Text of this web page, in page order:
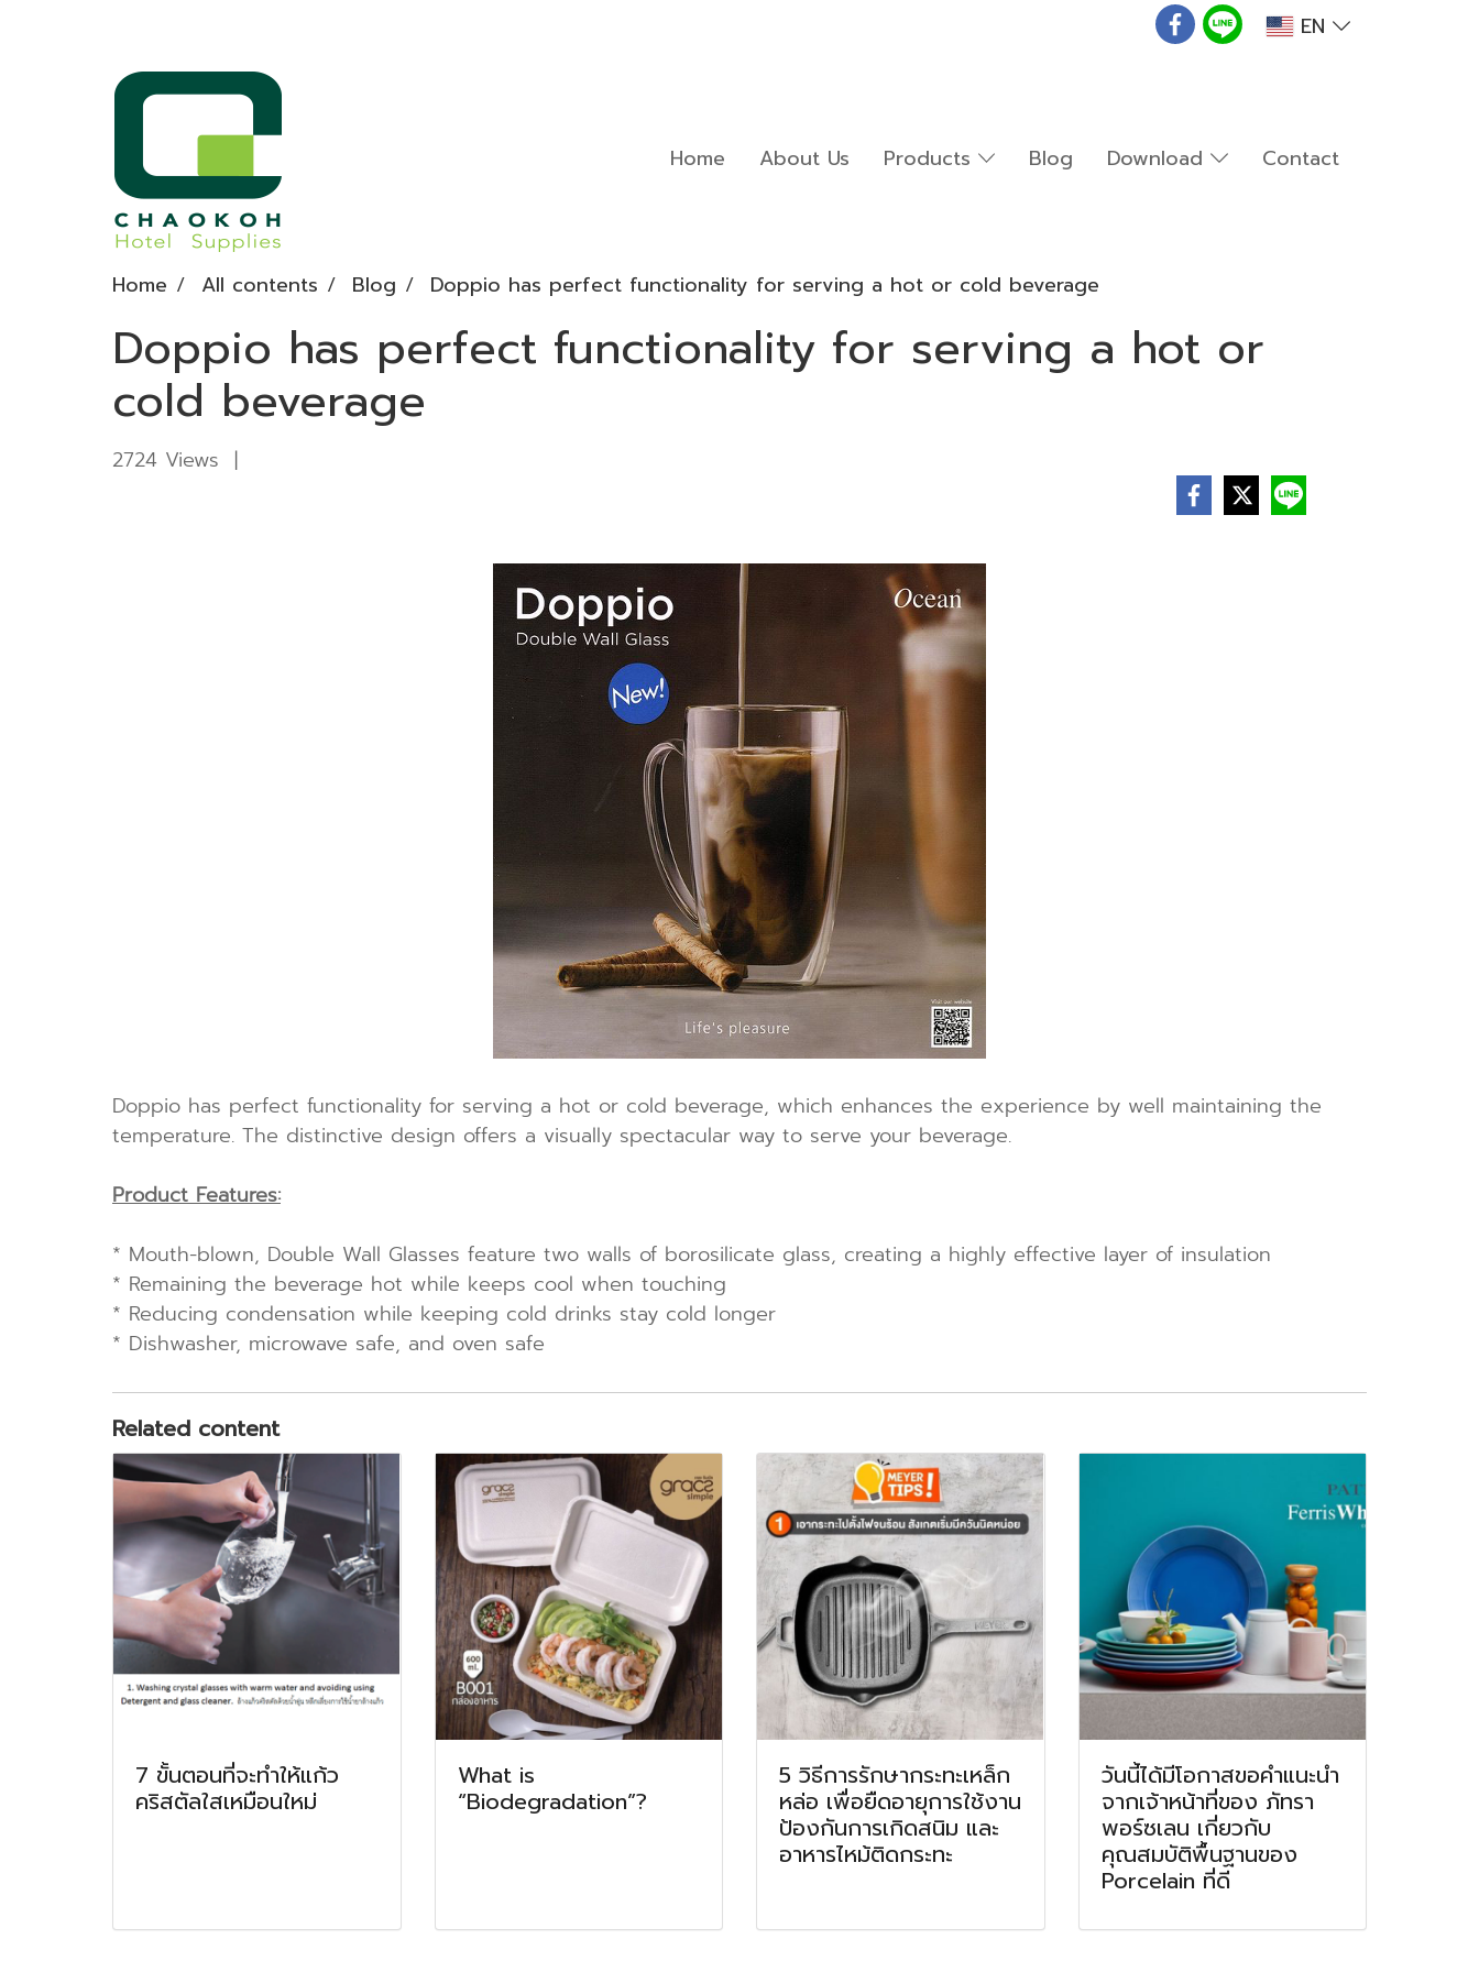
EN
Home About Us Products Blog Download Contact
Home All contents Blog Doppio has perfect functionality for serving a hot or cold beverage
Doppio has perfect functionality for serving a hot or
cold beverage
2724 Views |
Doppio has perfect functionality for serving a hot or cold beverage, which enhances the experience by well maintaining the
temperature. The distinctive design offers a visually spectacular way to serve your beverage.
Product Features:
* Mouth-blown, Double Wall Glasses feature two walls of borosilicate glass, creating a highly effective layer of insulation
* Remaining the beverage hot while keeps cool when touching
* Reducing condensation while keeping cold drinks stay cold longer
* Dishwasher, microwave safe, and oven safe
Related content
7 ขั้นตอนที่จะทำให้แก้ว
คริสตัลใสเหมือนใหม่
What is
“Biodegradation”?
5 วิธีการรักษากระทะเหล็ก
หล่อ เพื่อยืดอายุการใช้งาน
ป้องกันการเกิดสนิม และ
อาหารไหม้ติดกระทะ
วันนี้ได้มีโอกาสขอคำแนะนำ
จากเจ้าหน้าที่ของ ภัทรา
พอร์ซเลน เกี่ยวกับ
คุณสมบัติพื้นฐานของ
Porcelain ที่ดี